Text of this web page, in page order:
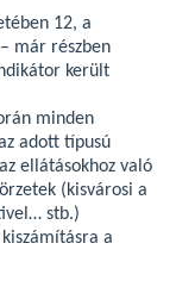
12, a
már részben
került
minden
adott típusú
ellátásokhoz való
(kisvárosi a
stb.)
a